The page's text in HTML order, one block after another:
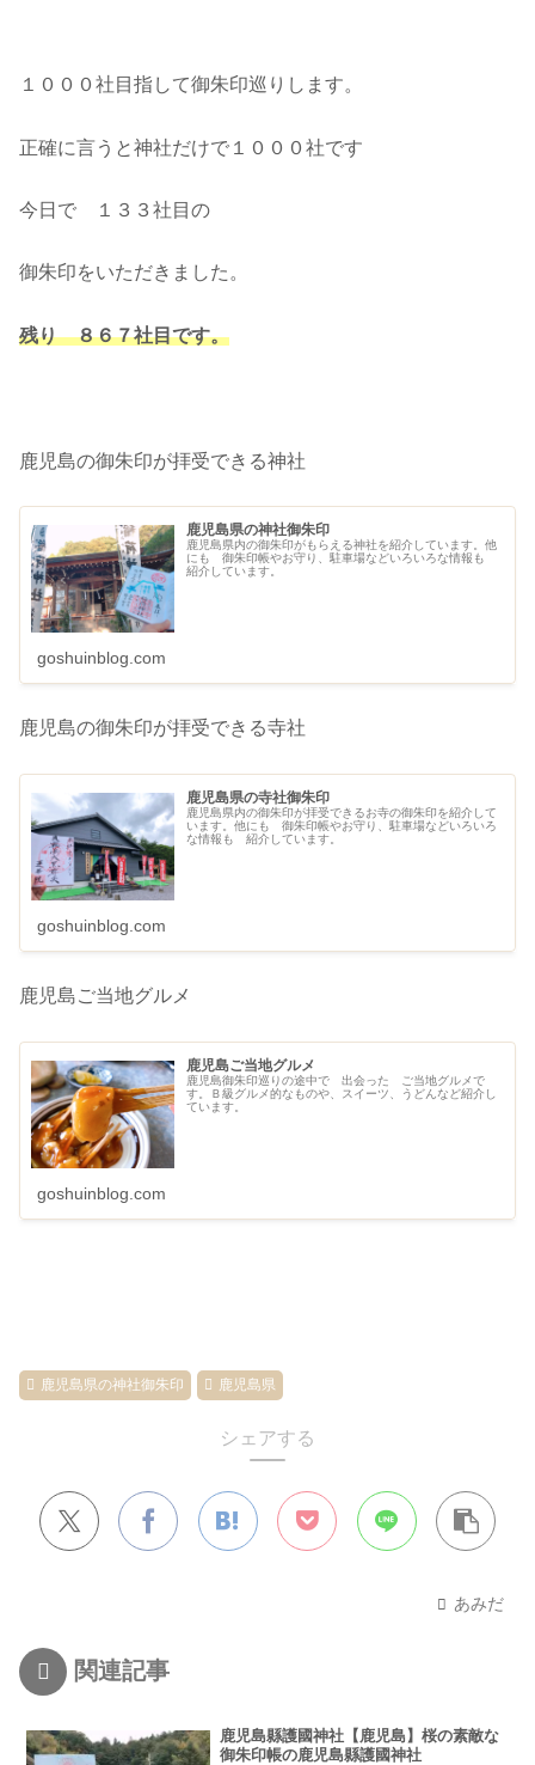
１０００社目指して御朱印巡りします。
正確に言うと神社だけで１０００社です
今日で １３３社目の
御朱印をいただきました。
残り ８６７社目です。
鹿児島の御朱印が拝受できる神社
鹿児島県の神社御朱印
鹿児島県内の御朱印がもらえる神社を紹介しています。他
にも 御朱印帳やお守り、駐車場などいろいろな情報も
紹介しています。
goshuinblog.com
鹿児島の御朱印が拝受できる寺社
鹿児島県の寺社御朱印
鹿児島県内の御朱印が拝受できるお寺の御朱印を紹介して
います。他にも 御朱印帳やお守り、駐車場などいろいろ
な情報も 紹介しています。
goshuinblog.com
鹿児島ご当地グルメ
鹿児島ご当地グルメ
鹿児島御朱印巡りの途中で 出会った ご当地グルメで
す。Ｂ級グルメ的なものや、スイーツ、うどんなど紹介し
ています。
goshuinblog.com
鹿児島県の神社御朱印 鹿児島県
シェアする
あみだ
関連記事
鹿児島縣護國神社【鹿児島】桜の素敵な
御朱印帳の鹿児島縣護國神社